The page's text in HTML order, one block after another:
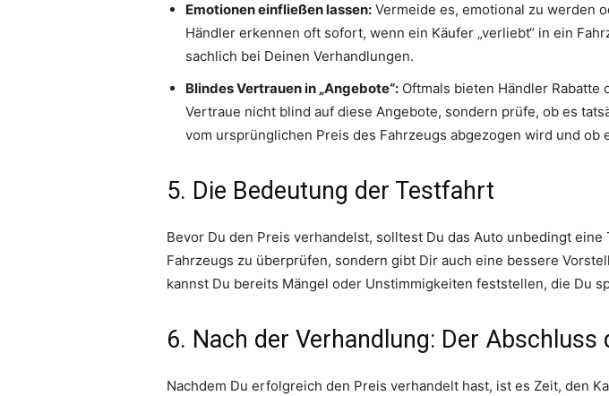
Emotionen einfließen lassen: Vermeide es, emotional zu werden
Händler erkennen oft sofort, wenn ein Käufer „verliebt“ in ein
sachlich bei Deinen Verhandlungen.
Blindes Vertrauen in „Angebote“: Oftmals bieten Händler
Vertraue nicht blind auf diese Angebote, sondern prüfe, ob es
vom ursprünglichen Preis des Fahrzeugs abgezogen wird und ob
5. Die Bedeutung der Testfahrt
Bevor Du den Preis verhandelst, solltest Du das Auto unbedingt
Fahrzeugs zu überprüfen, sondern gibt Dir auch eine bessere
kannst Du bereits Mängel oder Unstimmigkeiten feststellen, die Du
6. Nach der Verhandlung: Der Abschluss
Nachdem Du erfolgreich den Preis verhandelt hast, ist es Zeit, den